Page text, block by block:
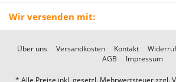
Wir versenden mit:
Über uns Versandkosten Kontakt
AGB
Impressum
* Alle Preise inkl. gesetzl. Mehrwertsteuer zzgl.